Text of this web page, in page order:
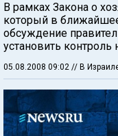
В рамках Закона о
который в
обсуждение
установить
05.08.2008 09:02 // В